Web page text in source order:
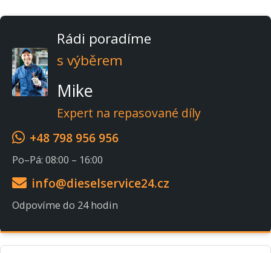
Rádi poradíme
s výběrem
Mike
Expert na repasované díly
+48 798 956 956
Po–Pá: 08:00 – 16:00
info@dieselservice24.cz
Odpovíme do 24 hodin